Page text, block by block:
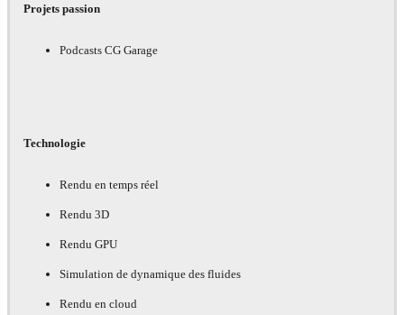
Projets passion
Podcasts CG Garage
Technologie
Rendu en temps réel
Rendu 3D
Rendu GPU
Simulation de dynamique des fluides
Rendu en cloud